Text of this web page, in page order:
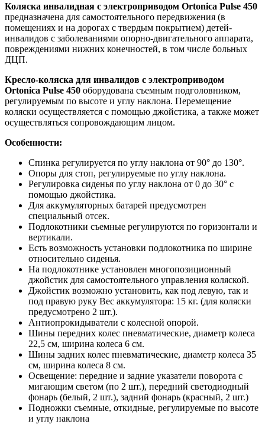
Коляска инвалидная с электроприводом Ortonica Pulse 450
предназначена для самостоятельного передвижения (в
помещениях и на дорогах с твердым покрытием) детей-
инвалидов с заболеваниями опорно-двигательного аппарата,
повреждениями нижних конечностей, в том числе больных
ДЦП.
Кресло-коляска для инвалидов с электроприводом
Ortonica Pulse 450 оборудована съемным подголовником,
регулируемым по высоте и углу наклона. Перемещение
коляски осуществляется с помощью джойстика, а также может
осуществляться сопровождающим лицом.
Особенности:
Спинка регулируется по углу наклона от 90° до 130°.
Опоры для стоп, регулируемые по углу наклона.
Регулировка сиденья по углу наклона от 0 до 30° с
помощью джойстика.
Для аккумуляторных батарей предусмотрен
специальный отсек.
Подлокотники съемные регулируются по горизонтали и
вертикали.
Есть возможность установки подлокотника по ширине
относительно сиденья.
На подлокотнике установлен многопозиционный
джойстик для самостоятельного управления коляской.
Джойстик возможно установить, как под левую, так и
под правую руку Вес аккумулятора: 15 кг. (для коляски
предусмотрено 2 шт.).
Антиопрокидыватели с колесной опорой.
Шины передних колес пневматические, диаметр колеса
22,5 см, ширина колеса 6 см.
Шины задних колес пневматические, диаметр колеса 35
см, ширина колеса 8 см.
Освещение: передние и задние указатели поворота с
мигающим светом (по 2 шт.), передний светодиодный
фонарь (белый, 2 шт.), задний фонарь (красный, 2 шт.)
Подножки съемные, откидные, регулируемые по высоте
и углу наклона